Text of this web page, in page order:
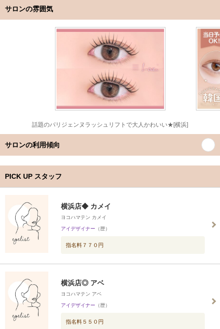
サロンの雰囲気
話題のパリジェンヌラッシュリフトで大人かわいい★[横浜]
サロンの利用傾向
PICK UP スタッフ
横浜店◆ カメイ
ヨコハマテン カメイ
アイデザイナー （歴）
指名料７７０円
横浜店◎ アベ
ヨコハマテン アベ
アイデザイナー （歴）
指名料５５０円